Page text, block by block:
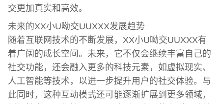
交更加真实和高效。
未来的XX小U呦交UUXXX发展趋势
随着互联网技术的不断发展，XX小U呦交UUXXX有
着广阔的成长空间。未来，它不仅会继续丰富自己的
社交功能，还会融入更多的科技元素，如虚拟现实、
人工智能等技术，以进一步提升用户的社交体验。与
此同时，这种互动模式还可能逐渐扩展到更多领域，